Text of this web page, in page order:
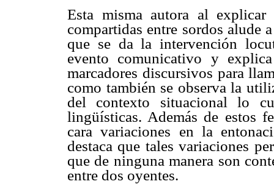
Esta misma autora al
compartidas entre sordos alude
que se da la intervención
evento comunicativo y
marcadores discursivos para
como también se observa la
del contexto situacional lo
lingüísticas. Además de estos
cara variaciones en la
destaca que tales variaciones
que de ninguna manera son
entre dos oyentes.